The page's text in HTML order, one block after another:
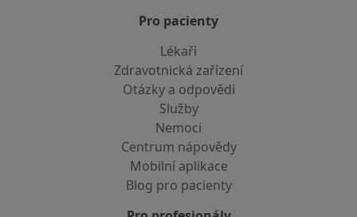
Pro pacienty
Lékaři
Zdravotnická zařízení
Otázky a odpovědi
Služby
Nemoci
Centrum nápovědy
Mobilní aplikace
Blog pro pacienty